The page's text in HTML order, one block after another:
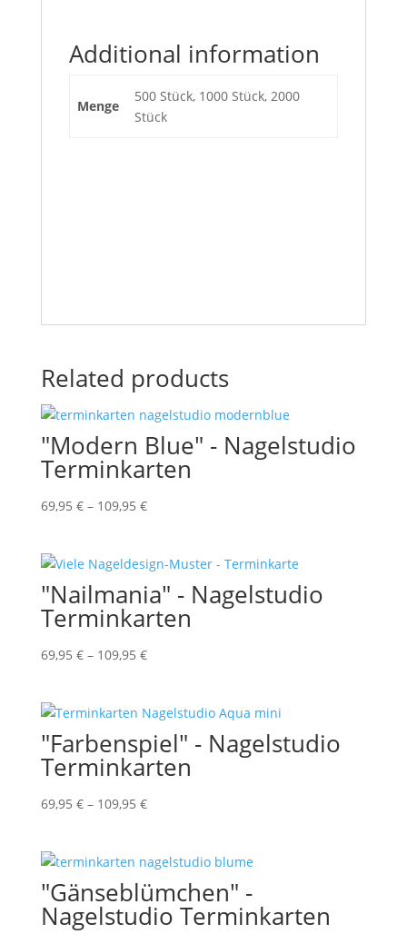
Additional information
Menge
500 Stück, 1000 Stück, 2000
Stück
Related products
"Modern Blue" - Nagelstudio
Terminkarten
69,95 €– 109,95 €
"Nailmania" - Nagelstudio
Terminkarten
69,95 €– 109,95 €
"Farbenspiel" - Nagelstudio
Terminkarten
69,95 €– 109,95 €
"Gänseblümchen" -
Nagelstudio Terminkarten